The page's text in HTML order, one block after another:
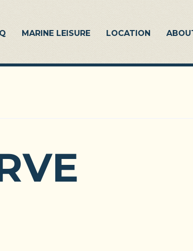
MARINE LEISURE LOCATION